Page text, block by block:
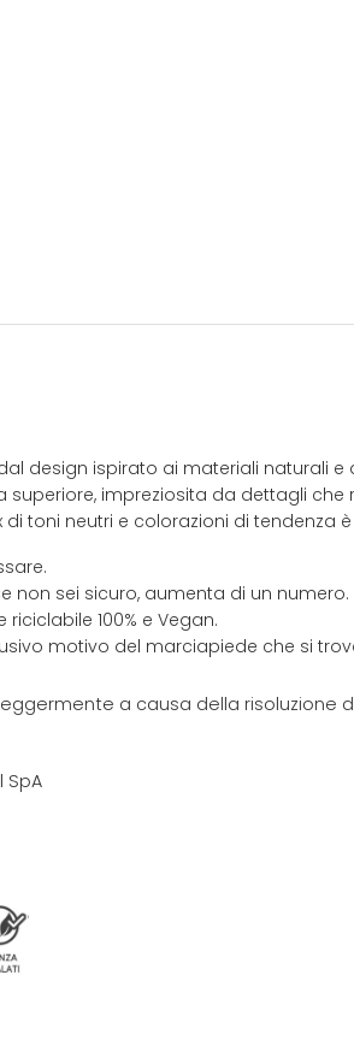
design ispirato ai materiali naturali
superiore, impreziosita da dettagli
di toni neutri e colorazioni di tendenza
non sei sicuro, aumenta di un numero.
100% e Vegan.
motivo del marciapiede che si
a causa della risoluzione